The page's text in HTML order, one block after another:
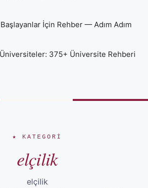
İçin Rehber — Adım Adım
375+ Üniversite Rehberi
★ KATEGORI
elçilik
elçilik